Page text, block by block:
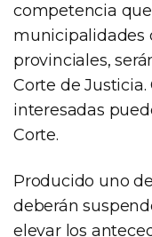
competencia
municipalidades
provinciales,
Corte de
interesadas
Corte.
Producido uno
deberán
elevar los